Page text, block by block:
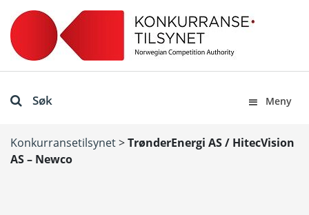
Søk Meny
Konkurransetilsynet>TrønderEnergi AS / HitecVision
AS – Newco